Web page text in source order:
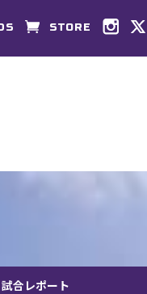
STORE
試合レポート